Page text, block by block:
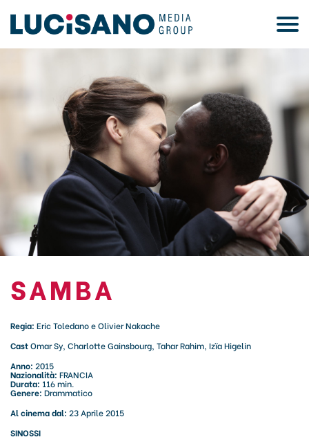
SAMBA
Regia: Eric Toledano e Olivier Nakache
CastOmar Sy, Charlotte Gainsbourg, Tahar Rahim, Izïa Higelin
Anno: 2015
Nazionalità: FRANCIA
Durata: 116 min.
Genere: Drammatico
Al cinema dal: 23 Aprile 2015
SINOSSI